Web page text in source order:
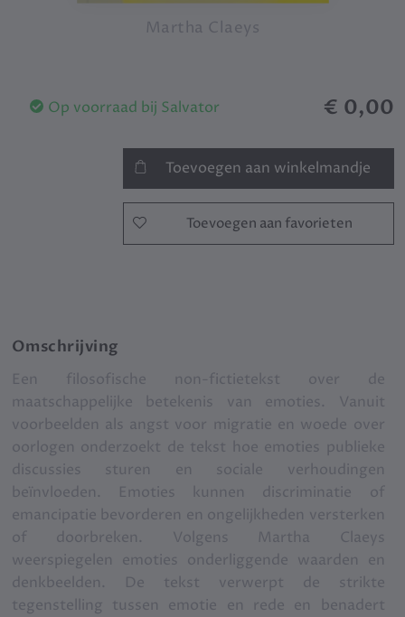
Martha Claeys
€ 0,00
Op voorraad bij Salvator
Toevoegen aan winkelmandje
Toevoegen aan favorieten
Omschrijving
Een filosofische non-fictietekst over de
maatschappelijke betekenis van emoties. Vanuit
voorbeelden als angst voor migratie en woede over
oorlogen onderzoekt de tekst hoe emoties publieke
discussies sturen en sociale verhoudingen
beïnvloeden. Emoties kunnen discriminatie of
emancipatie bevorderen en ongelijkheden versterken
of doorbreken. Volgens Martha Claeys
weerspiegelen emoties onderliggende waarden en
denkbeelden. De tekst verwerpt de strikte
tegenstelling tussen emotie en rede en benadert